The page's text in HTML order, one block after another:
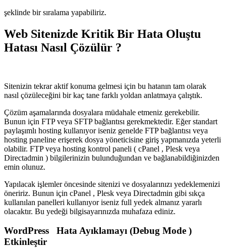
şeklinde bir sıralama yapabiliriz.
Web Sitenizde Kritik Bir Hata Oluştu
Hatası Nasıl Çözülür ?
Sitenizin tekrar aktif konuma gelmesi için bu hatanın tam olarak
nasıl çözüleceğini bir kaç tane farklı yoldan anlatmaya çalıştık.
Çözüm aşamalarında dosyalara müdahale etmeniz gerekebilir.
Bunun için FTP veya SFTP bağlantısı gerekmektedir. Eğer standart
paylaşımlı hosting kullanıyor iseniz genelde FTP bağlantısı veya
hosting paneline erişerek dosya yöneticisine giriş yapmanızda yeterli
olabilir. FTP veya hosting kontrol paneli ( cPanel , Plesk veya
Directadmin ) bilgilerinizin bulunduğundan ve bağlanabildiğinizden
emin olunuz.
Yapılacak işlemler öncesinde sitenizi ve dosyalarınızı yedeklemenizi
öneririz. Bunun için cPanel , Plesk veya Directadmin gibi sıkça
kullanılan panelleri kullanıyor iseniz full yedek almanız yararlı
olacaktır. Bu yedeği bilgisayarınızda muhafaza ediniz.
WordPress Hata Ayıklamayı (Debug Mode )
Etkinleştir